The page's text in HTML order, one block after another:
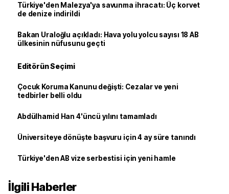
Türkiye'den Malezya'ya savunma ihracatı: Üç korvet
de denize indirildi
Bakan Uraloğlu açıkladı: Hava yolu yolcu sayısı 18 AB
ülkesinin nüfusunu geçti
Editörün Seçimi
Çocuk Koruma Kanunu değişti: Cezalar ve yeni
tedbirler belli oldu
Abdülhamid Han 4'üncü yılını tamamladı
Üniversiteye dönüşte başvuru için 4 ay süre tanındı
Türkiye'den AB vize serbestisi için yeni hamle
İlgili Haberler